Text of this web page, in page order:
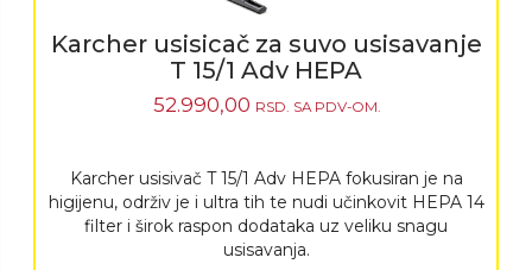
Karcher usisicač za suvo usisavanje
T 15/1 Adv HEPA
52.990,00 RSD. SA PDV-OM.
Karcher usisivač T 15/1 Adv HEPA fokusiran je na
higijenu, održiv je i ultra tih te nudi učinkovit HEPA 14
filter i širok raspon dodataka uz veliku snagu
usisavanja.